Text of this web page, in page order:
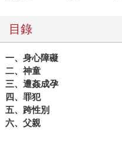
目錄
一、身心障礙
二、神童
三、遭姦成孕
四、罪犯
五、跨性別
六、父親